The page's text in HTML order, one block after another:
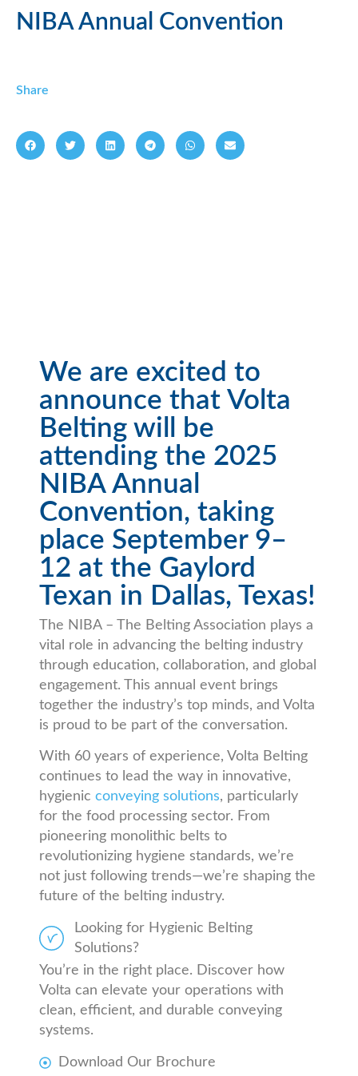
NIBA Annual Convention
Share
We are excited to
announce that Volta
Belting will be
attending the 2025
NIBA Annual
Convention, taking
place September 9–
12 at the Gaylord
Texan in Dallas, Texas!
The NIBA – The Belting Association plays a
vital role in advancing the belting industry
through education, collaboration, and global
engagement. This annual event brings
together the industry’s top minds, and Volta
is proud to be part of the conversation.
With 60 years of experience, Volta Belting
continues to lead the way in innovative,
hygienicconveying solutions, particularly
for the food processing sector. From
pioneering monolithic belts to
revolutionizing hygiene standards, we’re
not just following trends—we’re shaping the
future of the belting industry.
Looking for Hygienic Belting
Solutions?
You’re in the right place. Discover how
Volta can elevate your operations with
clean, efficient, and durable conveying
systems.
Download Our Brochure